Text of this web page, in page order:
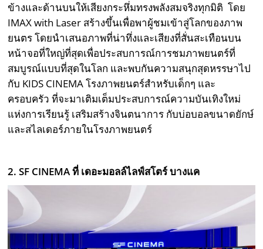
ข้างและด้านบนให้เสียงกระหึ่มทรงพลังสมจริงทุกมิติ โดย
IMAX with Laser สร้างขึ้นเพื่อพาผู้ชมเข้าสู่โลกของภาพ
ยนตร โดยนำเสนอภาพที่น่าทึ่งและเสียงที่สั่นสะเทือนบน
หน้าจอที่ใหญ่ที่สุดเพื่อประสบการณ์การชมภาพยนตร์ที่
สมบูรณ์แบบที่สุดในโลก และพบกันความสนุกสุดหรรษาไป
กับ KIDS CINEMA โรงภาพยนตร์สำหรับเด็กๆ และ
ครอบครัว ที่จะมาเติมเต็มประสบการณ์ความบันเทิงใหม่
แห่งการเรียนรู้ เสริมสร้างจินตนาการ กับบ่อบอลขนาดยักษ์
และสไลเดอร์ภายในโรงภาพยนตร์
2. SF CINEMA ที่ เดอะมอลล์ไลฟ์สโตร์ บางแค